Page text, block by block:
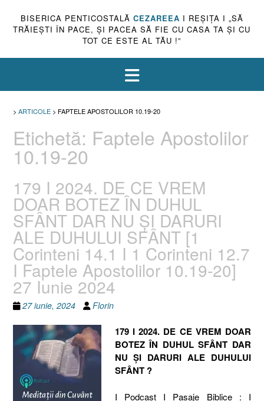
BISERICA PENTICOSTALĂ CEZAREEA I REŞIŢA I „SĂ
TRĂIEŞTI ÎN PACE, ŞI PACEA SĂ FIE CU CASA TA ŞI CU
TOT CE ESTE AL TĂU !”
> ARTICOLE > FAPTELE APOSTOLILOR 10.19-20
Etichetă: Faptele Apostolilor
10.19-20
179 I 2024. DE CE VREM
DOAR BOTEZ ÎN DUHUL
SFÂNT DAR NU ȘI DARURI
ALE DUHULUI SFÂNT [1
Corinteni 14.1 I 1 Corinteni 12.7
I Faptele Apostolilor 10.19-20]
27 Iunie 2024
27 iunie, 2024 Florin
179 I 2024. DE CE VREM DOAR
BOTEZ ÎN DUHUL SFÂNT DAR
NU ȘI DARURI ALE DUHULUI
SFÂNT ?
I Podcast I Pasaje Biblice : I